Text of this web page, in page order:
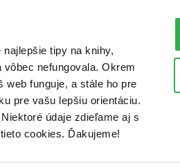
tipy na knihy,
nefungovala. Okrem
funguje, a stále ho pre
pre vašu lepšiu orientáciu.
údaje zdieľame aj s
cookies. Ďakujeme!